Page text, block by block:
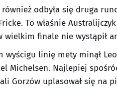
również odbyła się druga
To właśnie
wielkim finale nie wystąpił
wyścigu linię mety minął
Michelsen. Najlepiej
Gorzów uplasował się na